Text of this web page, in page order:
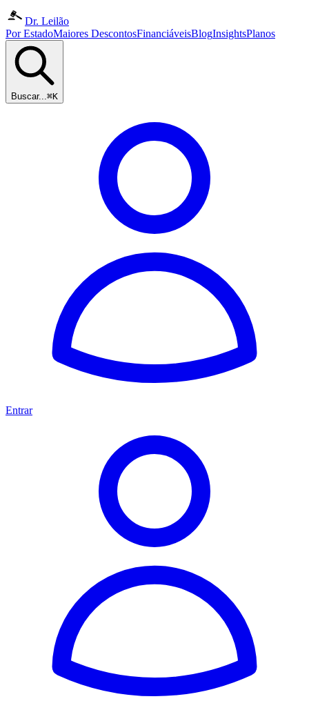
Dr. Leilão
Por EstadoMaiores DescontosFinanciáveisBlogInsightsPlanos
Buscar...⌘K
Entrar